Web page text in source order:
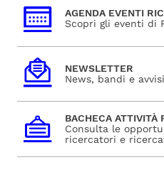
AGENDA EVENTI
Scopri gli eventi di
NEWSLETTER
News, bandi e
BACHECA ATTIVITÀ
Consulta le
ricercatori e